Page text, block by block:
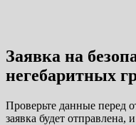
Заявка на
негебаритных
Проверьте данные перед
заявка будет отправлена,